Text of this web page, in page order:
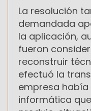
La resolución
demandada
la aplicación,
fueron
reconstruir
efectuó la
empresa
informática